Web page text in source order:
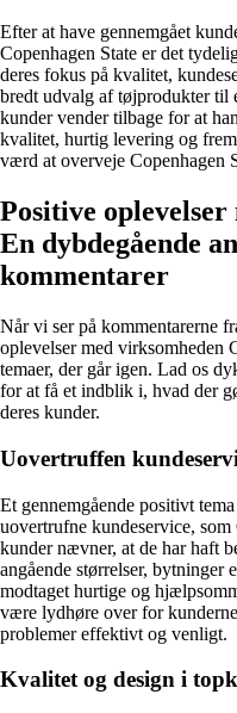
Efter at have gennemgået
Copenhagen State er det
deres fokus på kvalitet,
bredt udvalg af tøjprodukter til
kunder vender tilbage for at
kvalitet, hurtig levering og
værd at overveje Copenhagen
Positive oplevelser
En dybdegående
kommentarer
Når vi ser på kommentarerne
oplevelser med virksomheden
temaer, der går igen. Lad os
for at få et indblik i, hvad der
deres kunder.
Uovertruffen
Et gennemgående positivt
uovertrufne kundeservice,
kunder nævner, at de har haft
angående størrelser, bytninger
modtaget hurtige og
være lydhøre over for
problemer effektivt og venligt.
Kvalitet og design i